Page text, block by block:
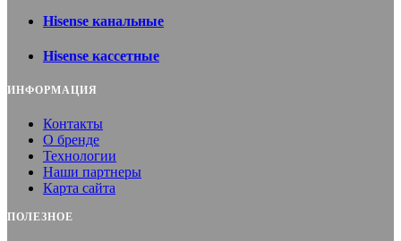
Hisense канальные
Hisense кассетные
ИНФОРМАЦИЯ
Контакты
О бренде
Технологии
Наши партнеры
Карта сайта
ПОЛЕЗНОЕ